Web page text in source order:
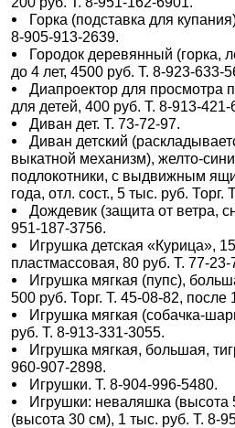
Горка (подставка для
8-905-913-2639.
Городок деревянный (горка,
до 4 лет, 4500 руб. Т. 8-923-633-
Диапроектор для просмотра
для детей, 400 руб. Т. 8-913-421-
Диван дет. Т. 73-72-97.
Диван детский
выкатной механизм), желто-
подлокотники, с выдвижным
года, отл. сост., 5 тыс. руб. Торг.
Дождевик (защита от ветра,
951-187-3756.
Игрушка детская «Курица»,
пластмассовая, 80 руб. Т. 77-
Игрушка мягкая (пупс),
500 руб. Торг. Т. 45-08-82, после
Игрушка мягкая (собачка-
руб. Т. 8-913-331-3055.
Игрушка мягкая, большая,
960-907-2898.
Игрушки. Т. 8-904-996-5480.
Игрушки: неваляшка (высота
(высота 30 см), 1 тыс. руб. Т. 8-